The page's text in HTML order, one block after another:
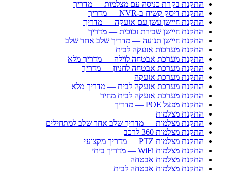
התקנת בקרת כניסה עם מצלמות — מדריך
התקנת דיסק קשיח ב-NVR — מדריך
התקנת חיישן עשן עם אזעקה — מדריך
התקנת חיישן שבירת זכוכית — מדריך
התקנת חיישן תנועה — מדריך שלב אחר שלב
התקנת מערכות אזעקה לבית
התקנת מערכת אבטחה לוילה — מדריך מלא
התקנת מערכת אבטחה לחניון — מדריך
התקנת מערכת אזעקה
התקנת מערכת אזעקה לבית — מדריך מלא
התקנת מערכת אזעקה לבית מחיר
התקנת מפצל POE — מדריך
התקנת מצלמות
התקנת מצלמות — מדריך שלב אחר שלב למתחילים
התקנת מצלמות 360 לרכב
התקנת מצלמות PTZ — מדריך מקצועי
התקנת מצלמות WiFi — מדריך ביתי
התקנת מצלמות אבטחה
התקנת מצלמות אבטחה לבית